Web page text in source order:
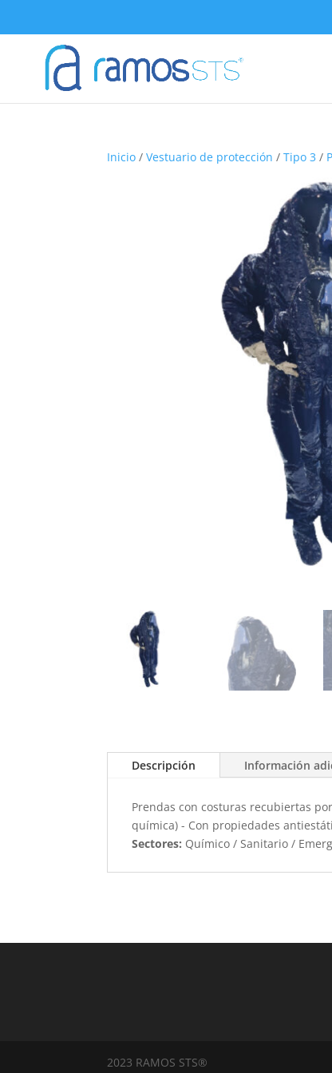
Inicio /Vestuario de protección /Tipo 3 /
Descripción Información
Prendas con costuras recubiertas
química) - Con propiedades
Sectores: Químico / Sanitario /
2023 RAMOS STS®